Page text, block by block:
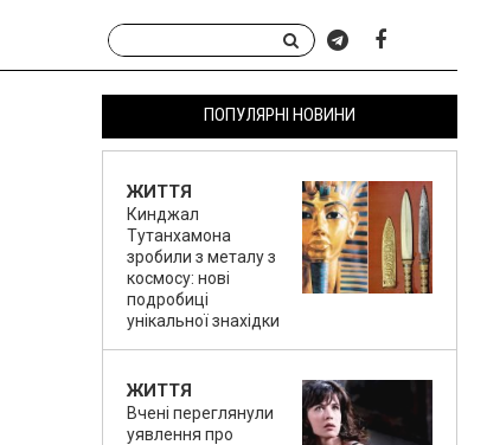
ПОПУЛЯРНІ НОВИНИ
ЖИТТЯ
Кинджал
Тутанхамона
зробили з металу з
космосу: нові
подробиці
унікальної знахідки
ЖИТТЯ
Вчені переглянули
уявлення про